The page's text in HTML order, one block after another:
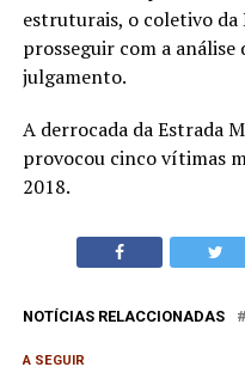
estruturais, o coletivo da
prosseguir com a
julgamento.
A derrocada da Estrada
provocou cinco vítimas
2018.
NOTÍCIAS RELACCIONADAS
A SEGUIR